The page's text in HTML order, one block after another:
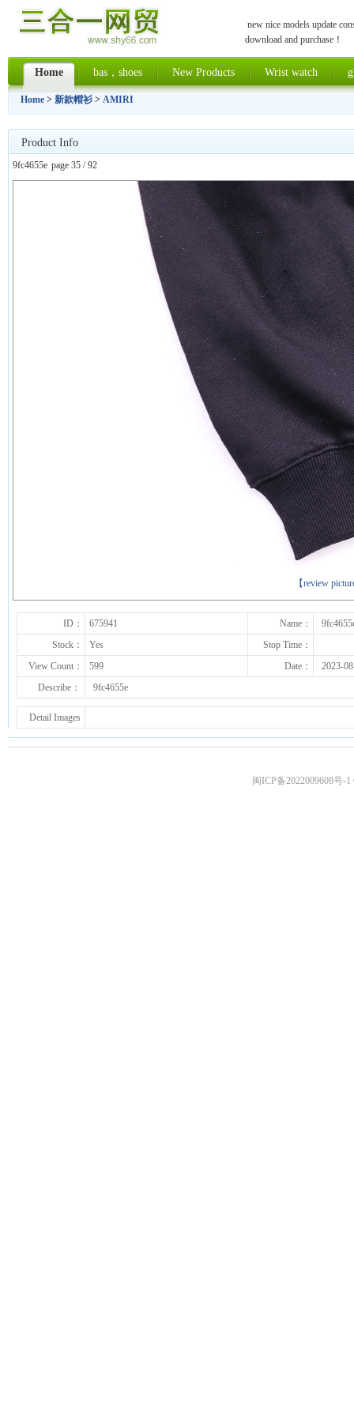
new nice models update
download and purchase！
Home bas，shoes New Products Wrist watch
Home > 新款帽衫 > AMIRI
Product Info
9fc4655e page 35 / 92
【review
上一张
下一张
ID： 675941 Name：
Stock：
Yes
Stop Time：
View Count：
599 Date：
2023-
Describe：
9fc4655e
Detail Images
闽ICP备2022009608号-1